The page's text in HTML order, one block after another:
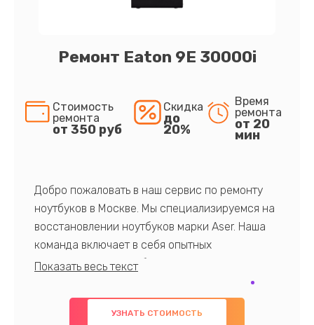
Ремонт Eaton 9E 30000i
Стоимость
ремонта
от 350 руб
Скидка
до
20%
Время
ремонта
от 20
мин
Добро пожаловать в наш сервис по ремонту
ноутбуков в Москве. Мы специализируемся на
восстановлении ноутбуков марки Aser. Наша
команда включает в себя опытных
профессионалов с обширными знаниями и
многолетним опытом в данной области. Мы
предлагаем быстрый и качественный ремонт с
использованием оригинальных компонентов, а
УЗНАТЬ СТОИМОСТЬ